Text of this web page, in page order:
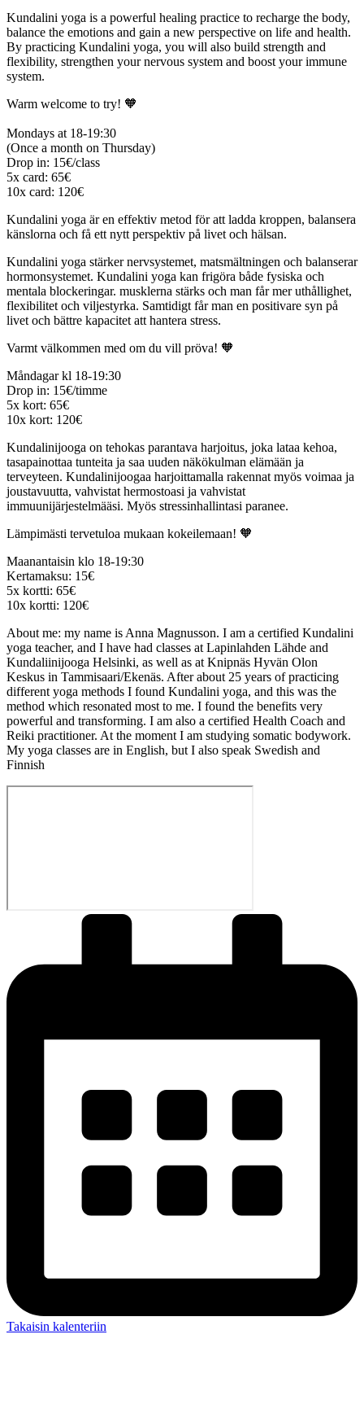
Kundalini yoga is a powerful healing practice to recharge the body,
balance the emotions and gain a new perspective on life and health.
By practicing Kundalini yoga, you will also build strength and
flexibility, strengthen your nervous system and boost your immune
system.
Warm welcome to try! 🧡
Mondays at 18-19:30
(Once a month on Thursday)
Drop in: 15€/class
5x card: 65€
10x card: 120€
Kundalini yoga är en effektiv metod för att ladda kroppen, balansera
känslorna och få ett nytt perspektiv på livet och hälsan.
Kundalini yoga stärker nervsystemet, matsmältningen och balanserar
hormonsystemet. Kundalini yoga kan frigöra både fysiska och
mentala blockeringar. musklerna stärks och man får mer uthållighet,
flexibilitet och viljestyrka. Samtidigt får man en positivare syn på
livet och bättre kapacitet att hantera stress.
Varmt välkommen med om du vill pröva! 🧡
Måndagar kl 18-19:30
Drop in: 15€/timme
5x kort: 65€
10x kort: 120€
Kundalinijooga on tehokas parantava harjoitus, joka lataa kehoa,
tasapainottaa tunteita ja saa uuden näkökulman elämään ja
terveyteen. Kundalinijoogaa harjoittamalla rakennat myös voimaa ja
joustavuutta, vahvistat hermostoasi ja vahvistat
immuunijärjestelmääsi. Myös stressinhallintasi paranee.
Lämpimästi tervetuloa mukaan kokeilemaan! 🧡
Maanantaisin klo 18-19:30
Kertamaksu: 15€
5x kortti: 65€
10x kortti: 120€
About me: my name is Anna Magnusson. I am a certified Kundalini
yoga teacher, and I have had classes at Lapinlahden Lähde and
Kundaliinijooga Helsinki, as well as at Knipnäs Hyvän Olon
Keskus in Tammisaari/Ekenäs. After about 25 years of practicing
different yoga methods I found Kundalini yoga, and this was the
method which resonated most to me. I found the benefits very
powerful and transforming. I am also a certified Health Coach and
Reiki practitioner. At the moment I am studying somatic bodywork.
My yoga classes are in English, but I also speak Swedish and
Finnish
Takaisin kalenteriin